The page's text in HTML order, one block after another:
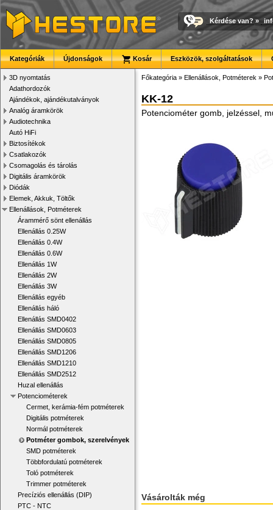
Kérdése van? »
Kategóriák Újdonságok Kosár Eszközök, szolgáltatások
3D nyomtatás
Adathordozók
Ajándékok, ajándékutalványok
Analóg áramkörök
Audiotechnika
Autó HiFi
Biztosítékok
Csatlakozók
Csomagolás és tárolás
Digitális áramkörök
Diódák
Elemek, Akkuk, Töltők
Ellenállások, Potméterek
Árammérő sönt ellenállás
Ellenállás 0.25W
Ellenállás 0.4W
Ellenállás 0.6W
Ellenállás 1W
Ellenállás 2W
Ellenállás 3W
Ellenállás egyéb
Ellenállás háló
Ellenállás SMD0402
Ellenállás SMD0603
Ellenállás SMD0805
Ellenállás SMD1206
Ellenállás SMD1210
Ellenállás SMD2512
Huzal ellenállás
Potenciométerek
Cermet, kerámia-fém potméterek
Digitális potméterek
Normál potméterek
Potméter gombok, szerelvények
SMD potméterek
Többfordulatú potméterek
Toló potméterek
Trimmer potméterek
Precíziós ellenállás (DIP)
PTC - NTC
Főkategória » Ellenállások, Potméterek »
KK-12
Potenciométer gomb, jelzéssel,
Vásárolták még